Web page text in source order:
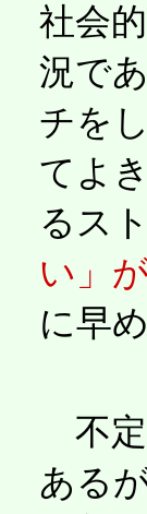
社会
況で
チを
てよ
るス
い」
に早
不定
ある